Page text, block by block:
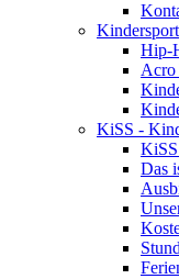
Kindersport
Hip-
KiSS -
Das